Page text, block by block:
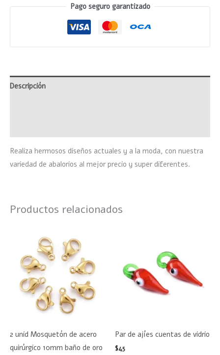
Pago seguro garantizado
Descripción
Realiza hermosos diseños actuales y a la moda, con nuestra
variedad de abalorios al mejor precio y super diferentes.
Productos relacionados
2 unid Mosquetón de acero
quirúrgico 10mm baño de oro
Par de ajíes cuentas de vidrio
$45